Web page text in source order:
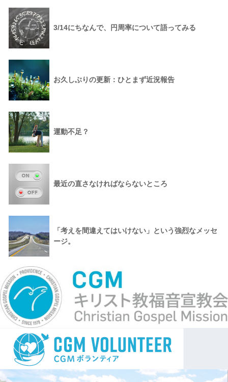
3/14にちなんで、円周率について語ってみる
お久しぶりの更新：ひとまず近況報告
運動不足？
最近の直さなければならないところ
「考えを間違えてはいけない」という強烈なメッセ
ージ。